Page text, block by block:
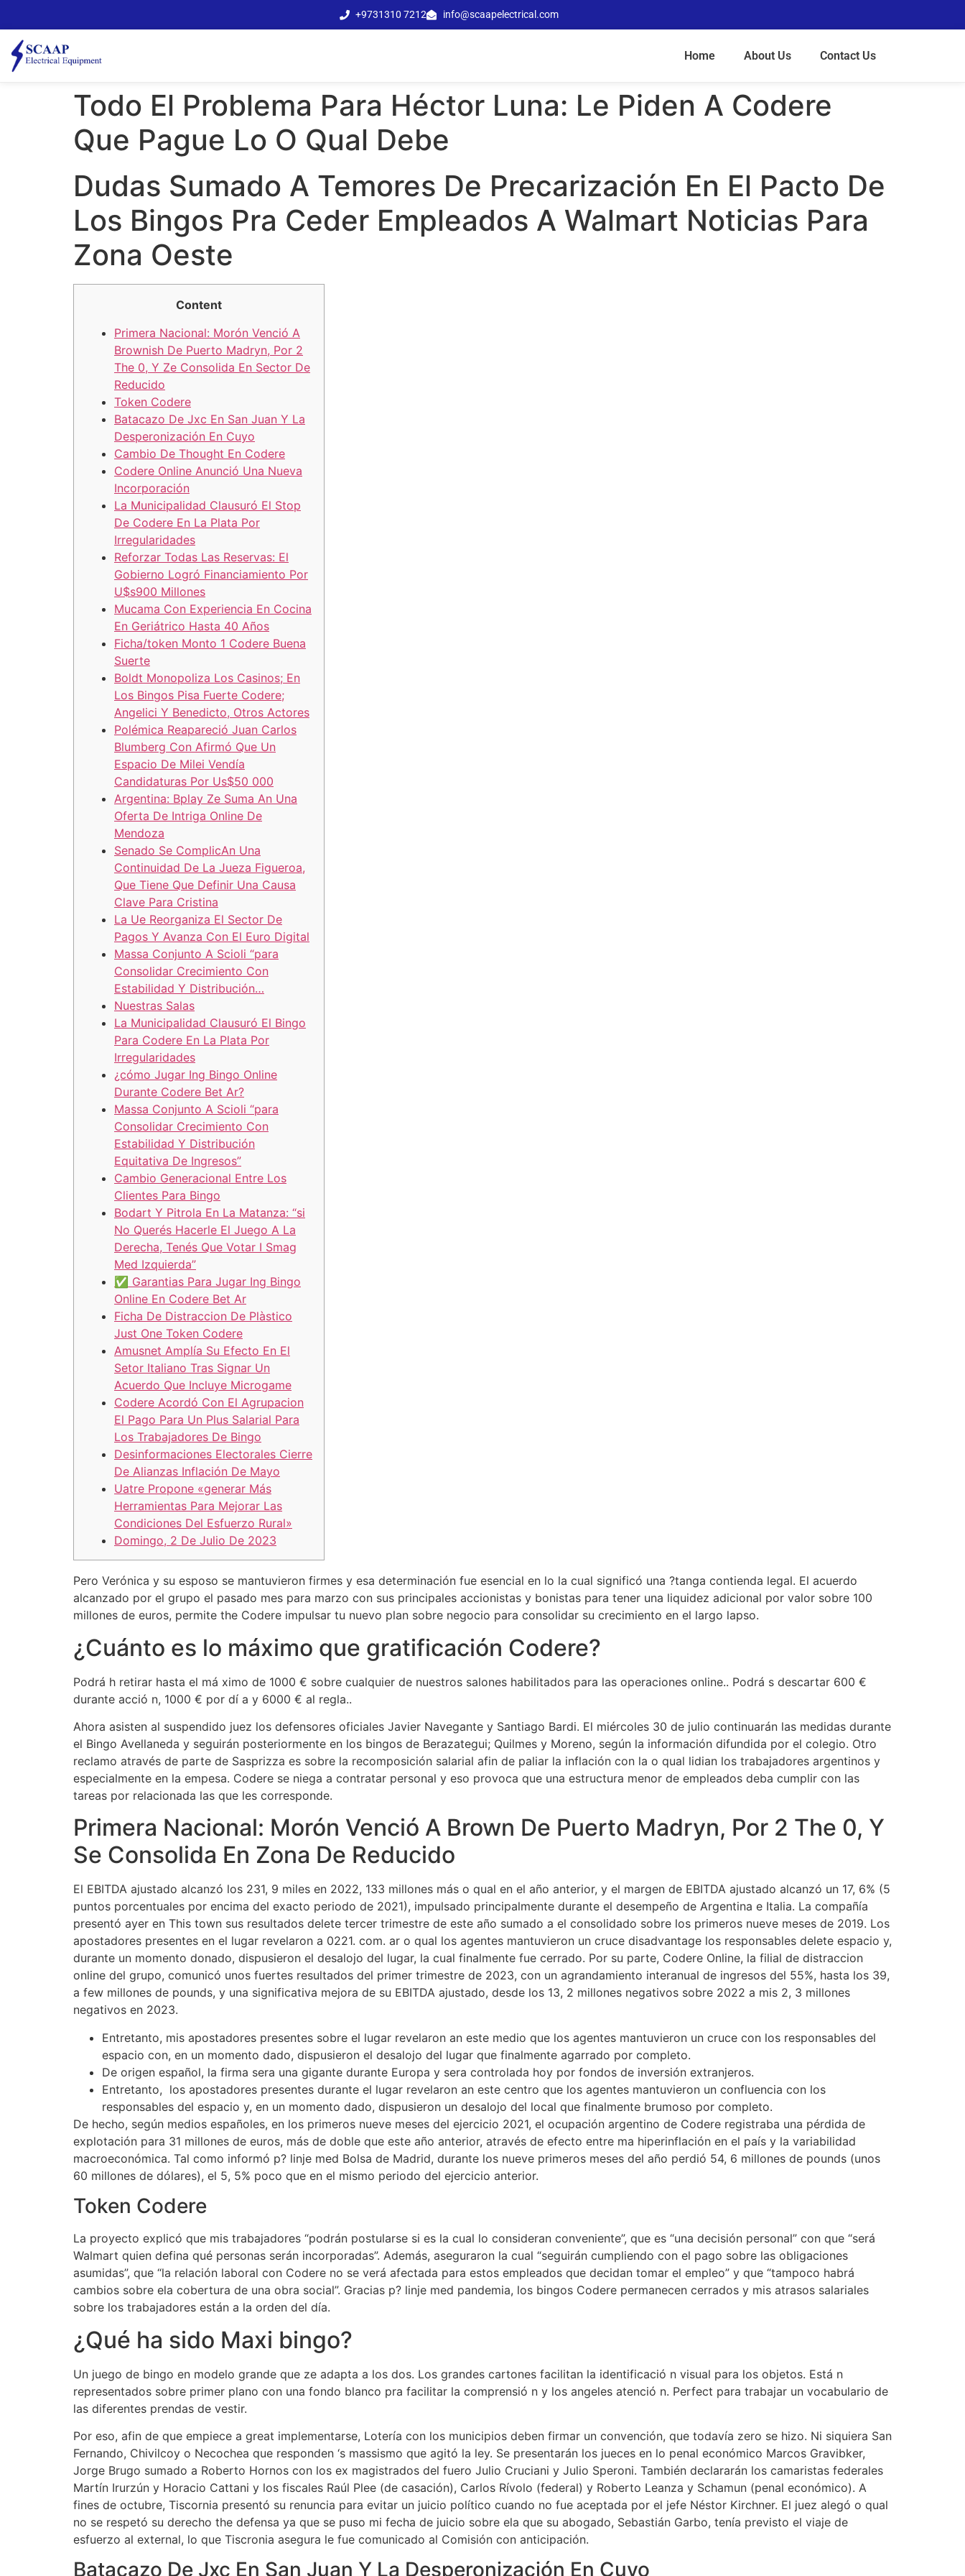
+9731310 7212 info@scaapelectrical.com
Home About Us Contact Us
Todo El Problema Para Héctor Luna: Le Piden A Codere
Que Pague Lo O Qual Debe
Dudas Sumado A Temores De Precarización En El Pacto De
Los Bingos Pra Ceder Empleados A Walmart Noticias Para
Zona Oeste
Content
Primera Nacional: Morón Venció A
Brownish De Puerto Madryn, Por 2
The 0, Y Ze Consolida En Sector De
Reducido
Token Codere
Batacazo De Jxc En San Juan Y La
Desperonización En Cuyo
Cambio De Thought En Codere
Codere Online Anunció Una Nueva
Incorporación
La Municipalidad Clausuró El Stop
De Codere En La Plata Por
Irregularidades
Reforzar Todas Las Reservas: El
Gobierno Logró Financiamiento Por
U$s900 Millones
Mucama Con Experiencia En Cocina
En Geriátrico Hasta 40 Años
Ficha/token Monto 1 Codere Buena
Suerte
Boldt Monopoliza Los Casinos; En
Los Bingos Pisa Fuerte Codere;
Angelici Y Benedicto, Otros Actores
Polémica Reapareció Juan Carlos
Blumberg Con Afirmó Que Un
Espacio De Milei Vendía
Candidaturas Por Us$50 000
Argentina: Bplay Ze Suma An Una
Oferta De Intriga Online De
Mendoza
Senado Se ComplicAn Una
Continuidad De La Jueza Figueroa,
Que Tiene Que Definir Una Causa
Clave Para Cristina
La Ue Reorganiza El Sector De
Pagos Y Avanza Con El Euro Digital
Massa Conjunto A Scioli “para
Consolidar Crecimiento Con
Estabilidad Y Distribución…
Nuestras Salas
La Municipalidad Clausuró El Bingo
Para Codere En La Plata Por
Irregularidades
¿cómo Jugar Ing Bingo Online
Durante Codere Bet Ar?
Massa Conjunto A Scioli “para
Consolidar Crecimiento Con
Estabilidad Y Distribución
Equitativa De Ingresos”
Cambio Generacional Entre Los
Clientes Para Bingo
Bodart Y Pitrola En La Matanza: “si
No Querés Hacerle El Juego A La
Derecha, Tenés Que Votar I Smag
Med Izquierda”
✅ Garantias Para Jugar Ing Bingo
Online En Codere Bet Ar
Ficha De Distraccion De Plàstico
Just One Token Codere
Amusnet Amplía Su Efecto En El
Setor Italiano Tras Signar Un
Acuerdo Que Incluye Microgame
Codere Acordó Con El Agrupacion
El Pago Para Un Plus Salarial Para
Los Trabajadores De Bingo
Desinformaciones Electorales Cierre
De Alianzas Inflación De Mayo
Uatre Propone «generar Más
Herramientas Para Mejorar Las
Condiciones Del Esfuerzo Rural»
Domingo, 2 De Julio De 2023
Pero Verónica y su esposo se mantuvieron firmes y esa determinación fue esencial en lo la cual significó una ?tanga contienda legal. El acuerdo
alcanzado por el grupo el pasado mes para marzo con sus principales accionistas y bonistas para tener una liquidez adicional por valor sobre 100
millones de euros, permite the Codere impulsar tu nuevo plan sobre negocio para consolidar su crecimiento en el largo lapso.
¿Cuánto es lo máximo que gratificación Codere?
Podrá h retirar hasta el má ximo de 1000​ € sobre cualquier de nuestros salones habilitados para las operaciones online.. Podrá s descartar 600 €
durante acció n, 1000​ € por dí a y 6000 € al regla..
Ahora asisten al suspendido juez los defensores oficiales Javier Navegante y Santiago Bardi. El miércoles 30 de julio continuarán las medidas durante
el Bingo Avellaneda y seguirán posteriormente en los bingos de Berazategui; Quilmes y Moreno, según la información difundida por el colegio. Otro
reclamo através de parte de Sasprizza es sobre la recomposición salarial afin de paliar la inflación con la o qual lidian los trabajadores argentinos y
especialmente en la empesa. Codere se niega a contratar personal y eso provoca que una estructura menor de empleados deba cumplir con las
tareas por relacionada las que les corresponde.
Primera Nacional: Morón Venció A Brown De Puerto Madryn, Por 2 The 0, Y
Se Consolida En Zona De Reducido
El EBITDA ajustado alcanzó los 231, 9 miles en 2022, 133 millones más o qual en el año anterior, y el margen de EBITDA ajustado alcanzó un 17, 6% (5
puntos porcentuales por encima del exacto periodo de 2021), impulsado principalmente durante el desempeño de Argentina e Italia. La compañía
presentó ayer en This town sus resultados delete tercer trimestre de este año sumado a el consolidado sobre los primeros nueve meses de 2019. Los
apostadores presentes en el lugar revelaron a 0221. com. ar o qual los agentes mantuvieron un cruce disadvantage los responsables delete espacio y,
durante un momento donado, dispusieron el desalojo del lugar, la cual finalmente fue cerrado. Por su parte, Codere Online, la filial de distraccion
online del grupo, comunicó unos fuertes resultados del primer trimestre de 2023, con un agrandamiento interanual de ingresos del 55%, hasta los 39,
a few millones de pounds, y una significativa mejora de su EBITDA ajustado, desde los 13, 2 millones negativos sobre 2022 a mis 2, 3 millones
negativos en 2023.
Entretanto, mis apostadores presentes sobre el lugar revelaron an este medio que los agentes mantuvieron un cruce con los responsables del
espacio con, en un momento dado, dispusieron el desalojo del lugar que finalmente agarrado por completo.
De origen español, la firma sera una gigante durante Europa y sera controlada hoy por fondos de inversión extranjeros.
Entretanto, los apostadores presentes durante el lugar revelaron an este centro que los agentes mantuvieron un confluencia con los
responsables del espacio y, en un momento dado, dispusieron un desalojo del local que finalmente brumoso por completo.
De hecho, según medios españoles, en los primeros nueve meses del ejercicio 2021, el ocupación argentino de Codere registraba una pérdida de
explotación para 31 millones de euros, más de doble que este año anterior, através de efecto entre ma hiperinflación en el país y la variabilidad
macroeconómica. Tal como informó p? linje med Bolsa de Madrid, durante los nueve primeros meses del año perdió 54, 6 millones de pounds (unos
60 millones de dólares), el 5, 5% poco que en el mismo periodo del ejercicio anterior.
Token Codere
La proyecto explicó que mis trabajadores “podrán postularse si es la cual lo consideran conveniente”, que es “una decisión personal” con que “será
Walmart quien defina qué personas serán incorporadas”. Además, aseguraron la cual “seguirán cumpliendo con el pago sobre las obligaciones
asumidas”, que “la relación laboral con Codere no se verá afectada para estos empleados que decidan tomar el empleo” y que “tampoco habrá
cambios sobre ela cobertura de una obra social”. Gracias p? linje med pandemia, los bingos Codere permanecen cerrados y mis atrasos salariales
sobre los trabajadores están a la orden del día.
¿Qué ha sido Maxi bingo?
Un juego de bingo en modelo grande que ze adapta a los dos. Los grandes cartones facilitan la identificació n visual para los objetos. Está n
representados sobre primer plano con una fondo blanco pra facilitar la comprensió n y los angeles atenció n. Perfect para trabajar un vocabulario de
las diferentes prendas de vestir.
Por eso, afin de que empiece a great implementarse, Lotería con los municipios deben firmar un convención, que todavía zero se hizo. Ni siquiera San
Fernando, Chivilcoy o Necochea que responden ‘s massismo que agitó la ley. Se presentarán los jueces en lo penal económico Marcos Gravibker,
Jorge Brugo sumado a Roberto Hornos con los ex magistrados del fuero Julio Cruciani y Julio Speroni. También declararán los camaristas federales
Martín Irurzún y Horacio Cattani y los fiscales Raúl Plee (de casación), Carlos Rívolo (federal) y Roberto Leanza y Schamun (penal económico). A
fines de octubre, Tiscornia presentó su renuncia para evitar un juicio político cuando no fue aceptada por el jefe Néstor Kirchner. El juez alegó o qual
no se respetó su derecho the defensa ya que se puso mi fecha de juicio sobre ela que su abogado, Sebastián Garbo, tenía previsto el viaje de
esfuerzo al external, lo que Tiscronia asegura le fue comunicado al Comisión con anticipación.
Batacazo De Jxc En San Juan Y La Desperonización En Cuyo